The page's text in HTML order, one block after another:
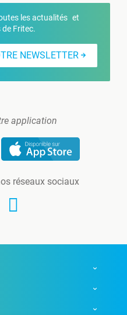
les actualités et
Fritec.
NEWSLETTER
application
réseaux sociaux